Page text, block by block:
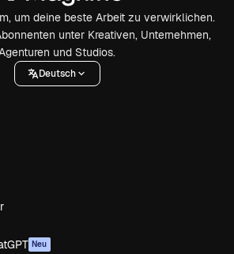
um deine beste Arbeit zu verwirklichen.
unter Kreativen, Unternehmen,
und Studios.
Deutsch
Neu